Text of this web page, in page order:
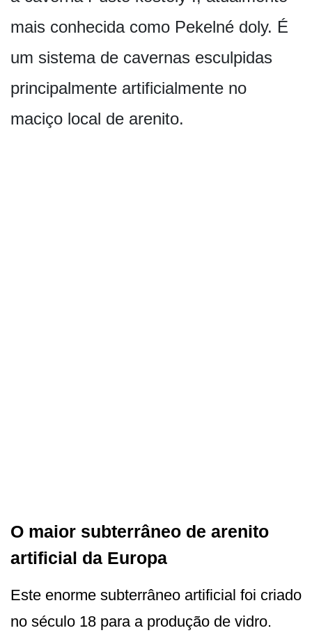
mais conhecida como Pekelné doly. É
um sistema de cavernas esculpidas
principalmente artificialmente no
maciço local de arenito.
O maior subterrâneo de arenito
artificial da Europa
Este enorme subterrâneo artificial foi criado
no século 18 para a produção de vidro.